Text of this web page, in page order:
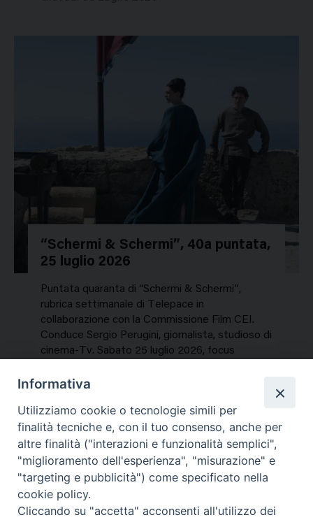
“Schermi & Schermi”, 40a puntata,
25 luglio 2026
Puntata quaranta di “Schermi & Schermi”,
rubrica settimanale di Telepace in
collaborazione con la Commissione Film CEI.
Conduce Sergio Perugini, giornalista, studioso di
cinema-Tv. Sabato 25 luglio 2026, focus
NEWS, PERCORSI TEMATICI
Mercoledì 29 Luglio 2026
Informativa
Utilizziamo cookie o tecnologie simili per
finalità tecniche e, con il tuo consenso, anche per
altre finalità ("interazioni e funzionalità semplici",
"miglioramento dell'esperienza", "misurazione" e
"targeting e pubblicità") come specificato nella
cookie policy.
Cliccando su "accetta" acconsenti all'utilizzo dei